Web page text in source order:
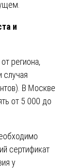
и
региона,
случая
В Москве
от 5 000 до
сертификат
у